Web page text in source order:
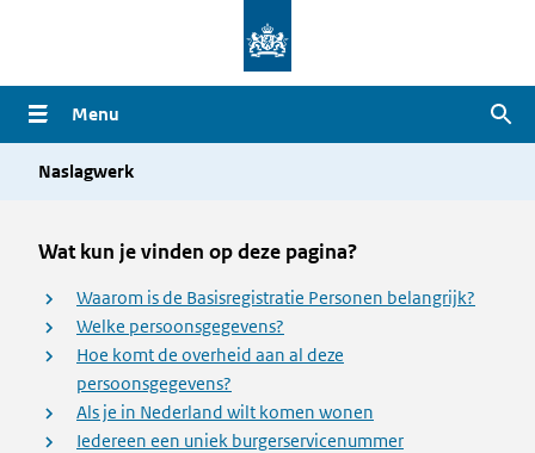
naar
de
inhoud
Menu
Naslagwerk
Wat kun je vinden op deze pagina?
Waarom is de Basisregistratie Personen belangrijk?
Welke persoonsgegevens?
Hoe komt de overheid aan al deze
persoonsgegevens?
Als je in Nederland wilt komen wonen
Iedereen een uniek burgerservicenummer